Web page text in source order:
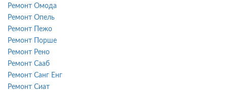
Ремонт Омода
Ремонт Опель
Ремонт Пежо
Ремонт Порше
Ремонт Рено
Ремонт Сааб
Ремонт Санг Енг
Ремонт Сиат